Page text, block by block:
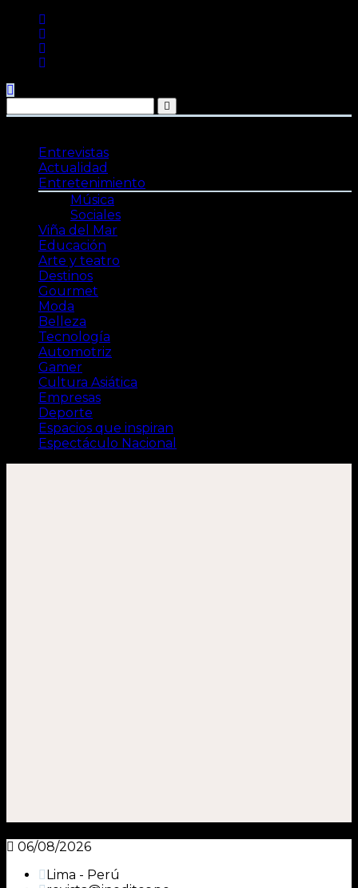
contenido
Entrevistas
Actualidad
Entretenimiento
Música
Sociales
Viña del Mar
Educación
Arte y teatro
Destinos
Gourmet
Moda
Belleza
Tecnología
Automotriz
Gamer
Cultura Asiática
Empresas
Deporte
Espacios que inspiran
Espectáculo Nacional
06/08/2026
Lima - Perú